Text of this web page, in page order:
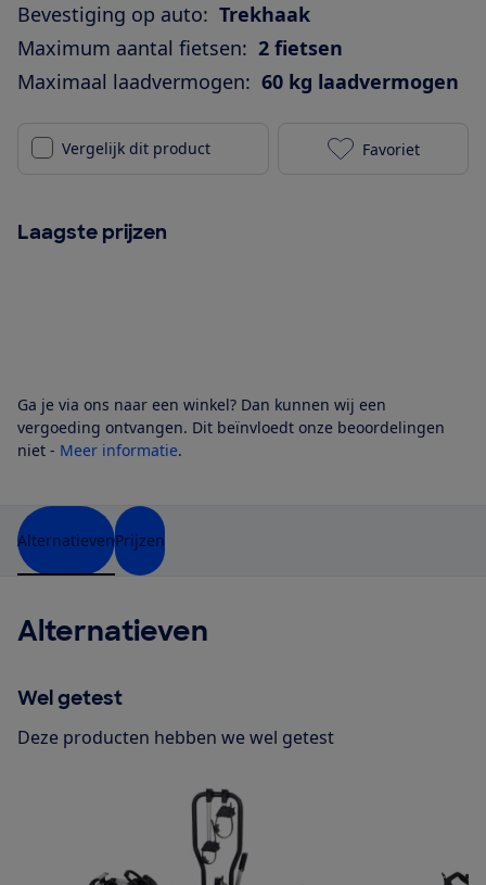
Bevestiging op auto: Trekhaak
Maximum aantal fietsen: 2 fietsen
Maximaal laadvermogen: 60 kg laadvermogen
Vergelijk dit product Hapro Atlas
Favoriet
Laagste prijzen
Ga je via ons naar een winkel? Dan kunnen wij een
vergoeding ontvangen. Dit beïnvloedt onze beoordelingen
niet - Meer informatie.
AlternatievenPrijzen
Alternatieven
Wel getest
Deze producten hebben we wel getest